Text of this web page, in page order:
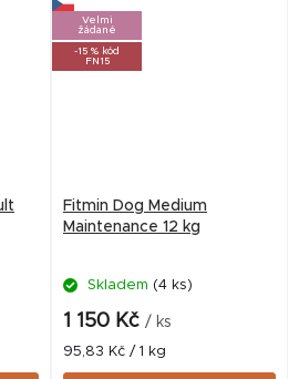
Velmi
žádané
-15 % kód
FN15
Fitmin Dog Medium
Maintenance 12 kg
Skladem (4 ks)
1 150 Kč / ks
Měrná
cena:
95,83 Kč / 1 kg